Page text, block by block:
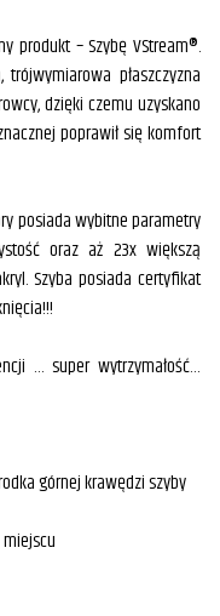
produkt – Szybę VStream®.
płaszczyzna
dzięki czemu uzyskano
poprawił się komfort
posiada wybitne parametry
oraz aż 23x większą
Szyba posiada certyfikat
… super wytrzymałość…
górnej krawędzi szyby